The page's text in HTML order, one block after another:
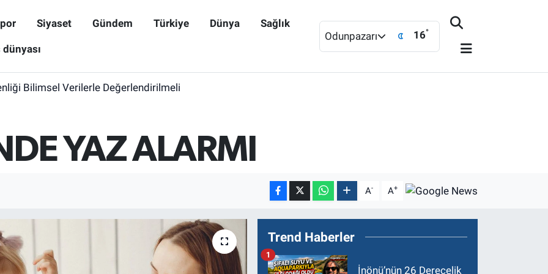
Siyaset Gündem Türkiye Dünya Sağlık
Odunpazarı 16°
Bilimsel Verilerle Değerlendirilmeli
YAZ ALARMI
A- A+
Trend Haberler
İnönü’nün 26 Derecelik
1